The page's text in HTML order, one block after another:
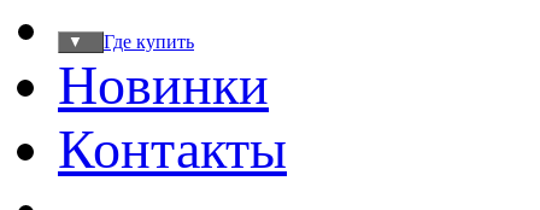
Где купить
▼
Новинки
Контакты